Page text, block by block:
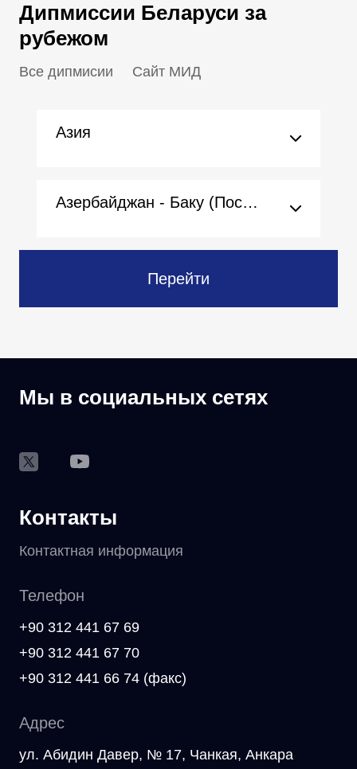
Дипмиссии Беларуси за
рубежом
Все дипмисии Сайт МИД
Азия
Азербайджан - Баку (Посольство)
Перейти
Мы в социальных сетях
Контакты
Контактная информация
Телефон
+90 312 441 67 69
+90 312 441 67 70
+90 312 441 66 74 (факс)
Адрес
ул. Абидин Давер, № 17, Чанкая, Анкара